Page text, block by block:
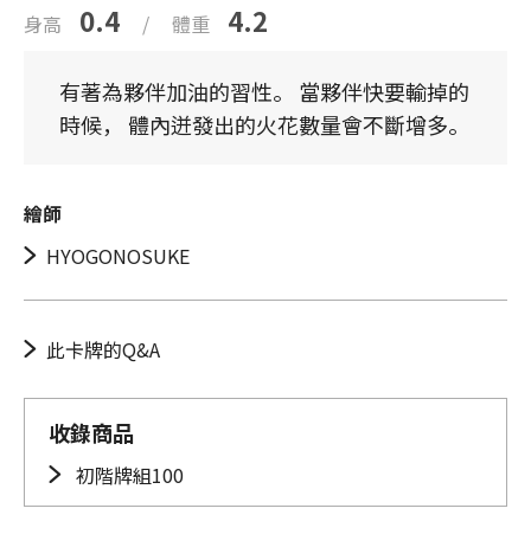
身高 0.4 / 體重 4.2
有著為夥伴加油的習性。 當夥伴快要輸掉的
時候， 體內迸發出的火花數量會不斷增多。
繪師
HYOGONOSUKE
此卡牌的Q&A
收錄商品
初階牌組100